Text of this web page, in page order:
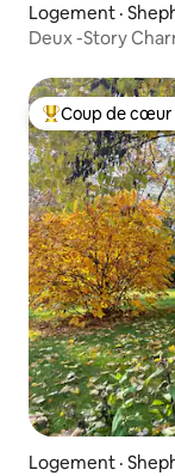
Logement ·
Deux -Story
Coup de cœur
Coup de cœur
Logement ·